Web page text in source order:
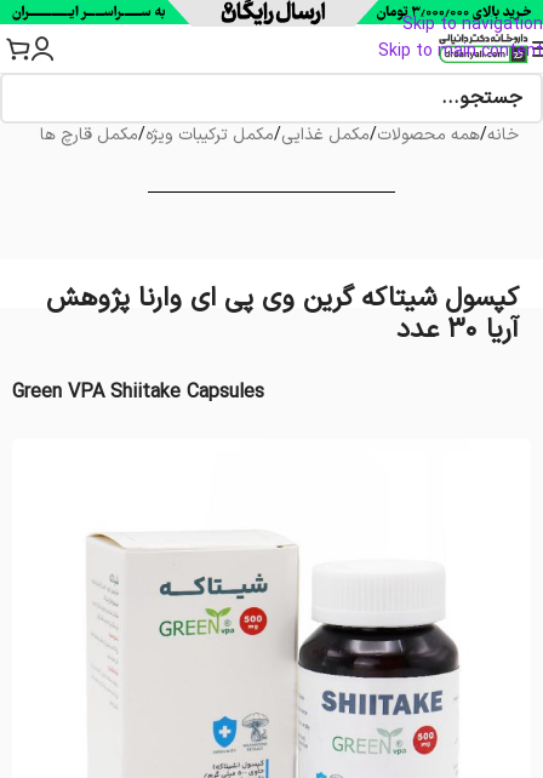
Skip to navigation
Skip to main content
خانه/همه محصولات/مکمل غذایی/مکمل ترکیبات ویژه/مکمل قارچ ها
کپسول شیتاکه گرین وی پی ای وارنا پژوهش
آریا 30 عدد
Green VPA Shiitake Capsules